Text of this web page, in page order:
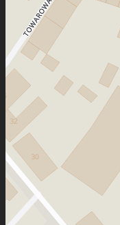
Miasto
Kategoria